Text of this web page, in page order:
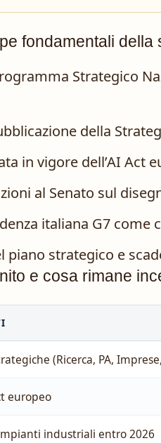
fondamentali della
Strategico
della
in vigore dell’AI Act
al Senato sul
italiana G7 come
piano strategico e
e cosa rimane
(Ricerca, PA,
europeo
industriali entro 2026